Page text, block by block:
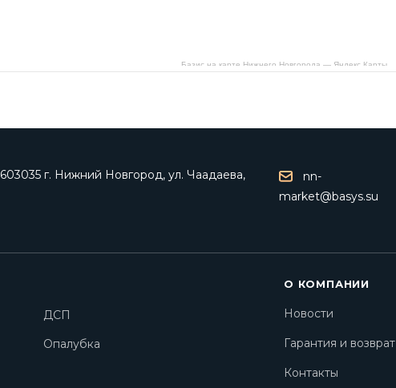
Базис на карте Нижнего Новгорода — Яндекс Карты
603035 г. Нижний Новгород, ул. Чаадаева,
nn-
market@basys.su
ДСП
Опалубка
О КОМПАНИИ
Новости
Гарантия и возврат
Контакты